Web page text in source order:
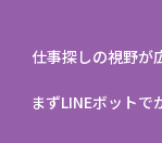
仕事探しの視野が
まずLINEボット